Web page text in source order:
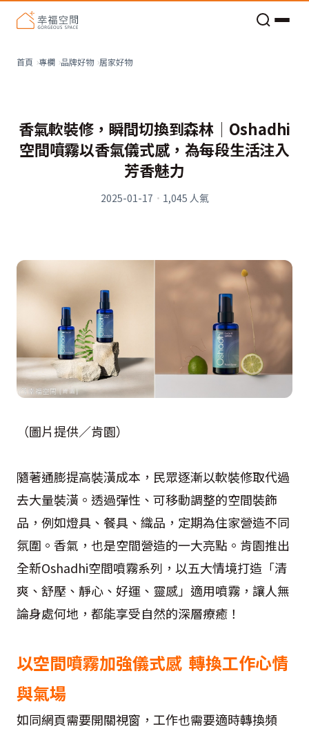
首頁 專欄 品牌好物 居家好物
香氣軟裝修，瞬間切換到森林│Oshadhi
空間噴霧以香氣儀式感，為每段生活注入
芳香魅力
2025-01-17 · 1,045 人氣
（圖片提供／肯園）
隨著通膨提高裝潢成本，民眾逐漸以軟裝修取代過
去大量裝潢。透過彈性、可移動調整的空間裝飾
品，例如燈具、餐具、織品，定期為住家營造不同
氛圍。香氣，也是空間營造的一大亮點。肯園推出
全新Oshadhi空間噴霧系列，以五大情境打造「清
爽、舒壓、靜心、好運、靈感」適用噴霧，讓人無
論身處何地，都能享受自然的深層療癒！
以空間噴霧加強儀式感 轉換工作心情
與氣場
如同網頁需要開關視窗，工作也需要適時轉換頻